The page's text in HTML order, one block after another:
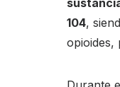
104,
opioides,